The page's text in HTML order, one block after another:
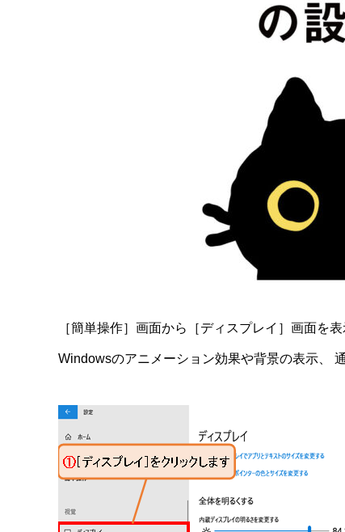
［簡単操作］画面から［ディスプレイ］画面を
Windowsのアニメーション効果や背景の表示、